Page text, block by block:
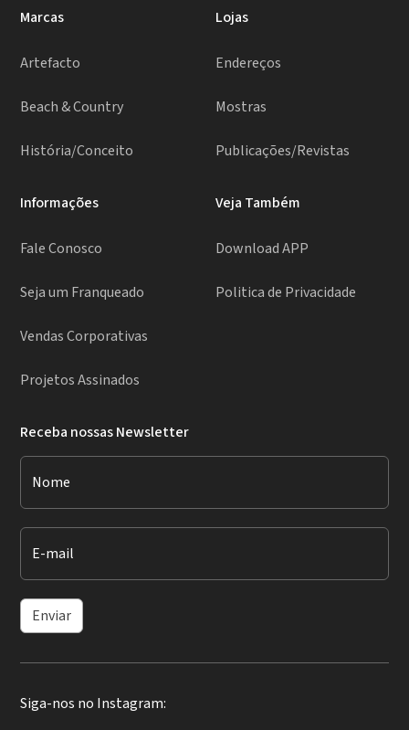
Marcas
Artefacto
Beach & Country
História/Conceito
Lojas
Endereços
Mostras
Publicações/Revistas
Informações
Fale Conosco
Seja um Franqueado
Vendas Corporativas
Projetos Assinados
Veja Também
Download APP
Politica de Privacidade
Receba nossas Newsletter
Nome
E-mail
Enviar
Siga-nos no Instagram: